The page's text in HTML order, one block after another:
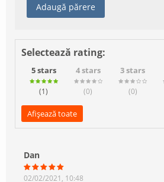
Adaugă părere
Selectează rating:
5 stars
(1)
4 stars
(0)
3 stars
(0)
Afișează toate
Dan
02/02/2021, 10:48